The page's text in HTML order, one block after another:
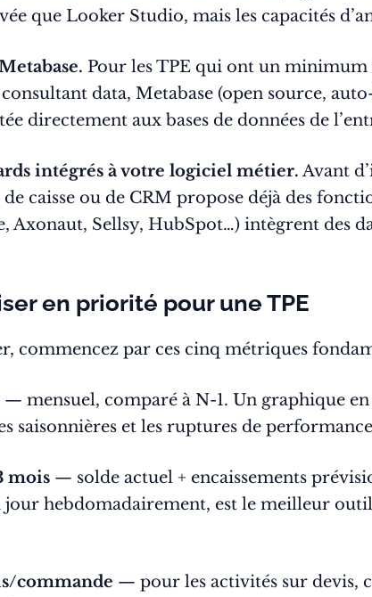
que Looker Studio, mais les capacités
Pour les TPE qui ont un minimum
data, Metabase (open source,
directement aux bases de données de
intégrés à votre logiciel métier. Avant
caisse ou de CRM propose déjà des
Axonaut, Sellsy, HubSpot…) intègrent des
en priorité pour une TPE
commencez par ces cinq métriques
— mensuel, comparé à N-1. Un graphique
saisonnières et les ruptures de
mois — solde actuel + encaissements
jour hebdomadairement, est le meilleur
commande — pour les activités sur devis,